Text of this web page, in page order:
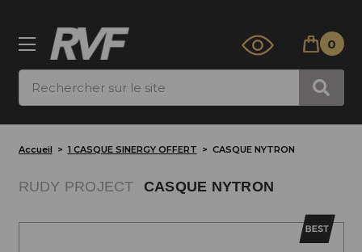
0
Accueil 1 CASQUE SINERGY OFFERT CASQUE NYTRON
RUDY PROJECT CASQUE NYTRON